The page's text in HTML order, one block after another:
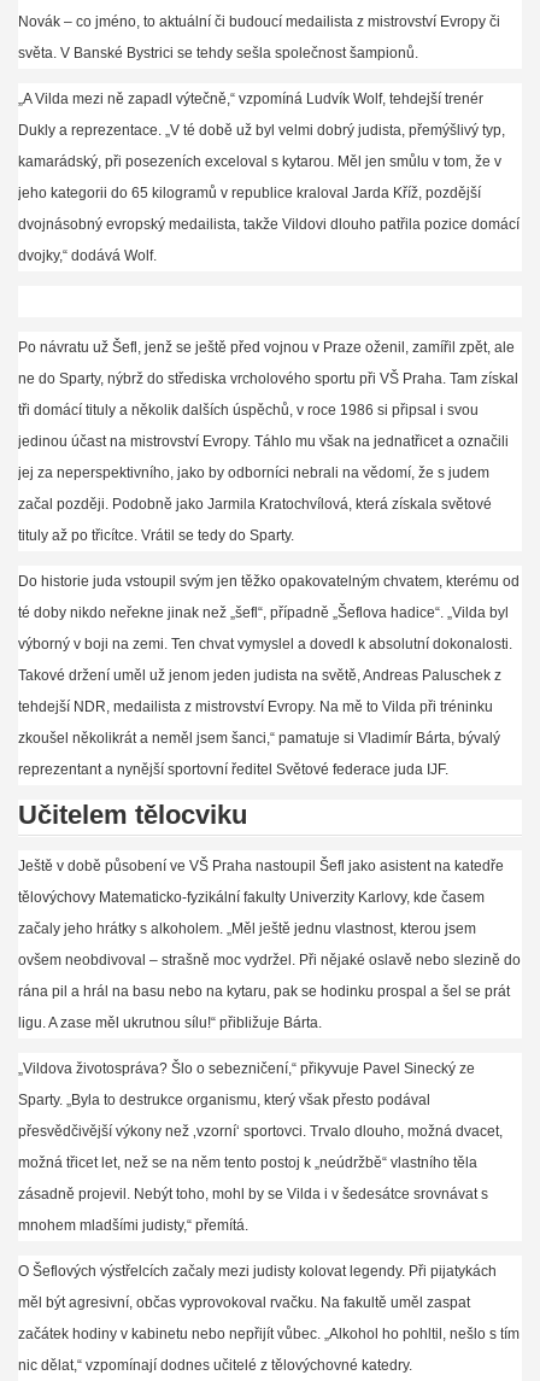
Novák – co jméno, to aktuální či budoucí medailista z mistrovství Evropy či
světa. V Banské Bystrici se tehdy sešla společnost šampionů.
„A Vilda mezi ně zapadl výtečně,“ vzpomíná Ludvík Wolf, tehdejší trenér
Dukly a reprezentace. „V té době už byl velmi dobrý judista, přemýšlivý typ,
kamarádský, při posezeních exceloval s kytarou. Měl jen smůlu v tom, že v
jeho kategorii do 65 kilogramů v republice kraloval Jarda Kříž, pozdější
dvojnásobný evropský medailista, takže Vildovi dlouho patřila pozice domácí
dvojky,“ dodává Wolf.
Po návratu už Šefl, jenž se ještě před vojnou v Praze oženil, zamířil zpět, ale
ne do Sparty, nýbrž do střediska vrcholového sportu při VŠ Praha. Tam získal
tři domácí tituly a několik dalších úspěchů, v roce 1986 si připsal i svou
jedinou účast na mistrovství Evropy. Táhlo mu však na jednatřicet a označili
jej za neperspektivního, jako by odborníci nebrali na vědomí, že s judem
začal později. Podobně jako Jarmila Kratochvílová, která získala světové
tituly až po třicítce. Vrátil se tedy do Sparty.
Do historie juda vstoupil svým jen těžko opakovatelným chvatem, kterému od
té doby nikdo neřekne jinak než „šefl“, případně „Šeflova hadice“. „Vilda byl
výborný v boji na zemi. Ten chvat vymyslel a dovedl k absolutní dokonalosti.
Takové držení uměl už jenom jeden judista na světě, Andreas Paluschek z
tehdejší NDR, medailista z mistrovství Evropy. Na mě to Vilda při tréninku
zkoušel několikrát a neměl jsem šanci,“ pamatuje si Vladimír Bárta, bývalý
reprezentant a nynější sportovní ředitel Světové federace juda IJF.
Učitelem tělocviku
Ještě v době působení ve VŠ Praha nastoupil Šefl jako asistent na katedře
tělovýchovy Matematicko-fyzikální fakulty Univerzity Karlovy, kde časem
začaly jeho hrátky s alkoholem. „Měl ještě jednu vlastnost, kterou jsem
ovšem neobdivoval – strašně moc vydržel. Při nějaké oslavě nebo slezině do
rána pil a hrál na basu nebo na kytaru, pak se hodinku prospal a šel se prát
ligu. A zase měl ukrutnou sílu!“ přibližuje Bárta.
„Vildova životospráva? Šlo o sebezničení,“ přikyvuje Pavel Sinecký ze
Sparty. „Byla to destrukce organismu, který však přesto podával
přesvědčivější výkony než ‚vzorní‘ sportovci. Trvalo dlouho, možná dvacet,
možná třicet let, než se na něm tento postoj k „neúdržbě“ vlastního těla
zásadně projevil. Nebýt toho, mohl by se Vilda i v šedesátce srovnávat s
mnohem mladšími judisty,“ přemítá.
O Šeflových výstřelcích začaly mezi judisty kolovat legendy. Při pijatykách
měl být agresivní, občas vyprovokoval rvačku. Na fakultě uměl zaspat
začátek hodiny v kabinetu nebo nepřijít vůbec. „Alkohol ho pohltil, nešlo s tím
nic dělat,“ vzpomínají dodnes učitelé z tělovýchovné katedry.